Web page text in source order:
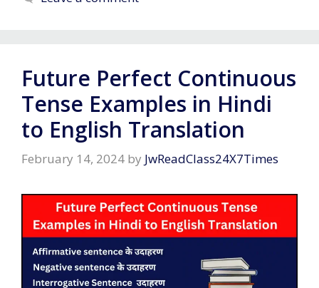
Future Perfect Continuous
Tense Examples in Hindi
to English Translation
February 14, 2024 by JwReadClass24X7Times